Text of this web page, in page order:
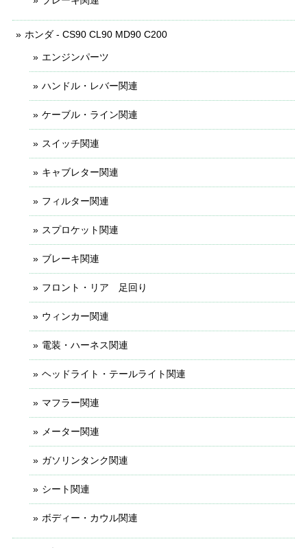
ホンダ - CS90 CL90 MD90 C200
エンジンパーツ
ハンドル・レバー関連
ケーブル・ライン関連
スイッチ関連
キャブレター関連
フィルター関連
スプロケット関連
ブレーキ関連
フロント・リア 足回り
ウィンカー関連
電装・ハーネス関連
ヘッドライト・テールライト関連
マフラー関連
メーター関連
ガソリンタンク関連
シート関連
ボディー・カウル関連